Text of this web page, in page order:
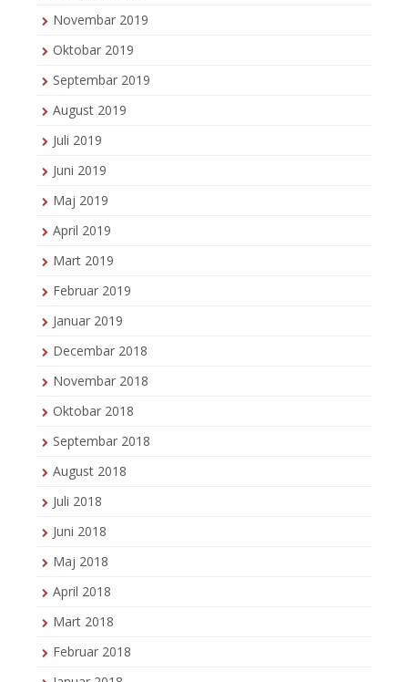
Novembar 2019
Oktobar 2019
Septembar 2019
August 2019
Juli 2019
Juni 2019
Maj 2019
April 2019
Mart 2019
Februar 2019
Januar 2019
Decembar 2018
Novembar 2018
Oktobar 2018
Septembar 2018
August 2018
Juli 2018
Juni 2018
Maj 2018
April 2018
Mart 2018
Februar 2018